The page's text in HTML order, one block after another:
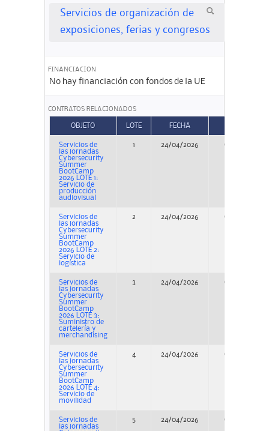
Servicios de organización de
exposiciones, ferias y congresos
FINANCIACION
No hay financiación con fondos de la UE
CONTRATOS RELACIONADOS
OBJETO LOTE FECHA
Servicios de
las jornadas
Cybersecurity
Summer
BootCamp
2026 LOTE 1:
Servicio de
producción
audiovisual
1 24/04/2026 Concurso
Servicios de
las jornadas
Cybersecurity
Summer
BootCamp
2026 LOTE 2:
Servicio de
logística
2 24/04/2026 Concurso
Servicios de
las jornadas
Cybersecurity
Summer
BootCamp
2026 LOTE 3:
Suministro de
cartelería y
merchandising
3 24/04/2026 Concurso
Servicios de
las jornadas
Cybersecurity
Summer
BootCamp
2026 LOTE 4:
Servicio de
movilidad
4 24/04/2026 Concurso
Servicios de
las jornadas
5 24/04/2026 Concurso